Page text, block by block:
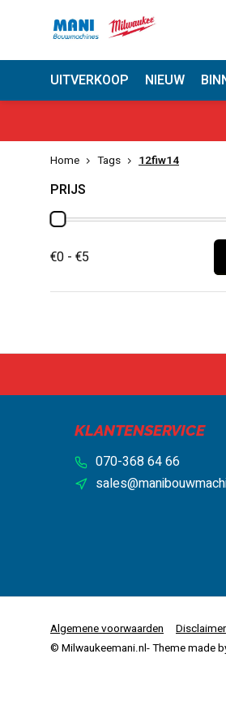
UITVERKOOP NIEUW
Home Tags 12fiw14
PRIJS
€0 - €5
KLANTENSERVICE
070-368 64 66
Algemene voorwaarden Disclaimer
© Milwaukeemani.nl- Theme made